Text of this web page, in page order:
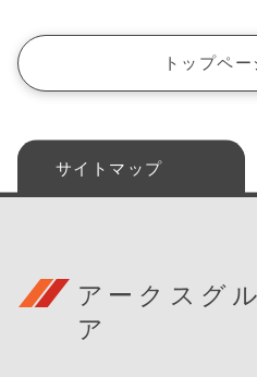
トップペ
サイトマップ
アークスグ
ア